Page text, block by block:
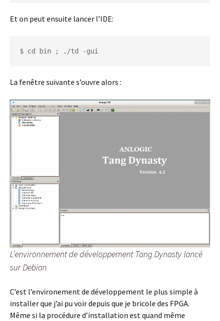
Et on peut ensuite lancer l’IDE:
$ cd bin ; ./td -gui
La fenêtre suivante s’ouvre alors :
L’environnement de développement Tang Dynasty lancé
sur Debian
C’est l’environement de développement le plus simple à
installer que j’ai pu voir depuis que je bricole des FPGA.
Même si la procédure d’installation est quand même